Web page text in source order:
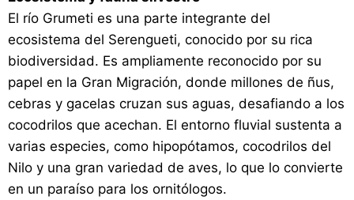
El río Grumeti es una parte integrante del
ecosistema del Serengueti, conocido por su rica
biodiversidad. Es ampliamente reconocido por su
papel en la Gran Migración, donde millones de ñus,
cebras y gacelas cruzan sus aguas, desafiando a los
cocodrilos que acechan. El entorno fluvial sustenta a
varias especies, como hipopótamos, cocodrilos del
Nilo y una gran variedad de aves, lo que lo convierte
en un paraíso para los ornitólogos.